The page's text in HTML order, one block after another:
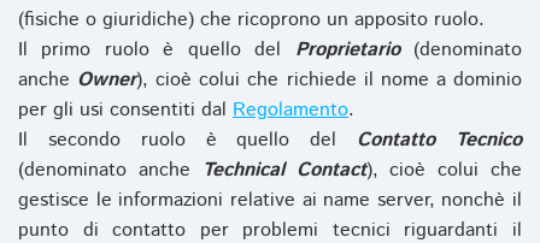
(fisiche o giuridiche) che ricoprono un apposito ruolo.
Il primo ruolo è quello del Proprietario(denominato
anche Owner), cioè colui che richiede il nome a dominio
per gli usi consentiti dal Regolamento.
Il secondo ruolo è quello del Contatto Tecnico
(denominato anche Technical Contact), cioè colui che
gestisce le informazioni relative ai name server, nonchè il
punto di contatto per problemi tecnici riguardanti il